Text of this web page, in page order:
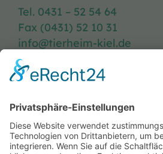
Tel. 0431 – 52 54 64
Fax (0431) 52 10 31
info@tierheim-kiel.de
Spenden
Kontakt & Anfahrt
Öffnungszeiten